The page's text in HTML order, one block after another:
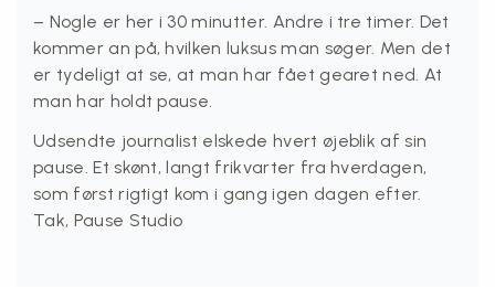
– Nogle er her i 30 minutter. Andre i tre timer. Det
kommer an på, hvilken luksus man søger. Men det
er tydeligt at se, at man har fået gearet ned. At
man har holdt pause.
Udsendte journalist elskede hvert øjeblik af sin
pause. Et skønt, langt frikvarter fra hverdagen,
som først rigtigt kom i gang igen dagen efter.
Tak, Pause Studio